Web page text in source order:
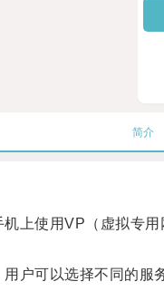
简介
使用VP（虚拟专用
可以选择不同的服务